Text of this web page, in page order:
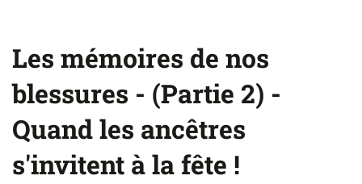
Les mémoires de nos
blessures - (Partie 2) -
Quand les ancêtres
s'invitent à la fête !